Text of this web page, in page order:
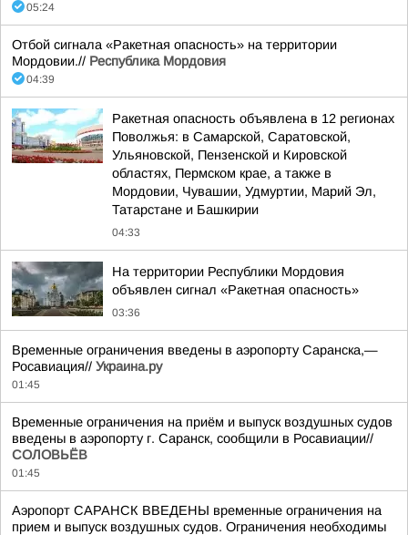
05:24
Отбой сигнала «Ракетная опасность» на территории
Мордовии.// Республика Мордовия
04:39
Ракетная опасность объявлена в 12 регионах
Поволжья: в Самарской, Саратовской,
Ульяновской, Пензенской и Кировской
областях, Пермском крае, а также в
Мордовии, Чувашии, Удмуртии, Марий Эл,
Татарстане и Башкирии
04:33
На территории Республики Мордовия
объявлен сигнал «Ракетная опасность»
03:36
Временные ограничения введены в аэропорту Саранска,—
Росавиация// Украина.ру
01:45
Временные ограничения на приём и выпуск воздушных судов
введены в аэропорту г. Саранск, сообщили в Росавиации//
СОЛОВЬЁВ
01:45
Аэропорт САРАНСК ВВЕДЕНЫ временные ограничения на
прием и выпуск воздушных судов. Ограничения необходимы